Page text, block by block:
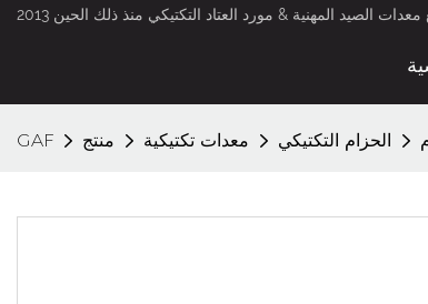
الصيد المهنية & مورد العتاد التكتيكي منذ ذلك الحين 2013
GAF منتج معدات تكتيكية الحزام التكتيكي